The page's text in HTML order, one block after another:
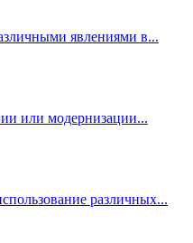
явлениями в...
или модернизации...
различных...